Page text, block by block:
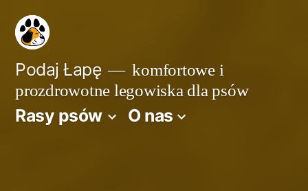
Przejdź
treściPodaj Łapę
komfortowe i
prozdrowotne legowiska dla psów
Rasy psów O nas